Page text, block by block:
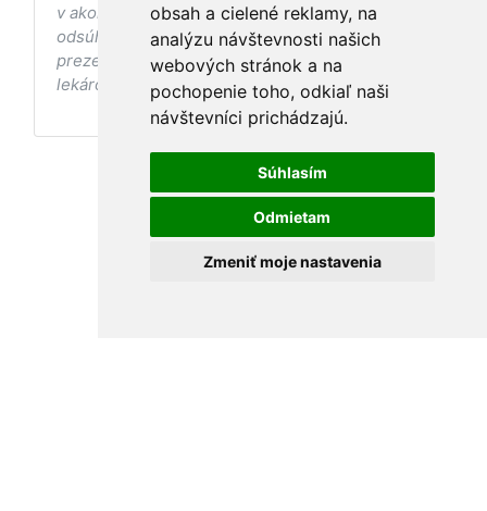
obsah a cielené reklamy, na
analýzu návštevnosti našich
webových stránok a na
pochopenie toho, odkiaľ naši
návštevníci prichádzajú.
Súhlasím
Odmietam
Zmeniť moje nastavenia
v akomkoľvek štádiu tehotenstva. Bez
odsúhlasenia postupov a odporúčaní
prezentovaných na stránke Vaším ošetrujúcim
lekárom tieto postupy a odporúčania neaplikujte.